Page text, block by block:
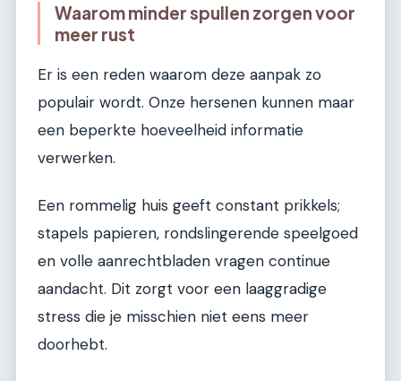
Waarom minder spullen zorgen voor
meer rust
Er is een reden waarom deze aanpak zo
populair wordt. Onze hersenen kunnen maar
een beperkte hoeveelheid informatie
verwerken.
Een rommelig huis geeft constant prikkels;
stapels papieren, rondslingerende speelgoed
en volle aanrechtbladen vragen continue
aandacht. Dit zorgt voor een laaggradige
stress die je misschien niet eens meer
doorhebt.